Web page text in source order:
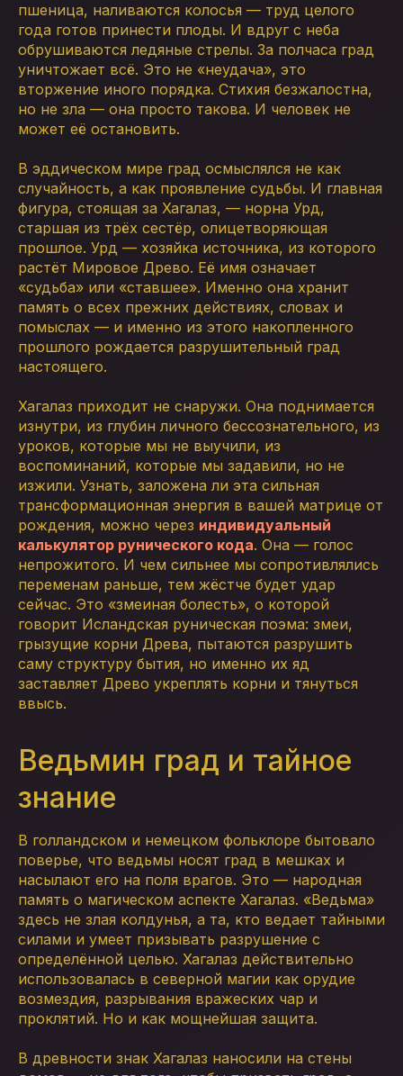
пшеница, наливаются колосья — труд целого
года готов принести плоды. И вдруг с неба
обрушиваются ледяные стрелы. За полчаса град
уничтожает всё. Это не «неудача», это
вторжение иного порядка. Стихия безжалостна,
но не зла — она просто такова. И человек не
может её остановить.
В эддическом мире град осмыслялся не как
случайность, а как проявление судьбы. И главная
фигура, стоящая за Хагалаз, — норна Урд,
старшая из трёх сестёр, олицетворяющая
прошлое. Урд — хозяйка источника, из которого
растёт Мировое Древо. Её имя означает
«судьба» или «ставшее». Именно она хранит
память о всех прежних действиях, словах и
помыслах — и именно из этого накопленного
прошлого рождается разрушительный град
настоящего.
Хагалаз приходит не снаружи. Она поднимается
изнутри, из глубин личного бессознательного, из
уроков, которые мы не выучили, из
воспоминаний, которые мы задавили, но не
изжили. Узнать, заложена ли эта сильная
трансформационная энергия в вашей матрице от
рождения, можно через индивидуальный
калькулятор рунического кода. Она — голос
непрожитого. И чем сильнее мы сопротивлялись
переменам раньше, тем жёстче будет удар
сейчас. Это «змеиная болесть», о которой
говорит Исландская руническая поэма: змеи,
грызущие корни Древа, пытаются разрушить
саму структуру бытия, но именно их яд
заставляет Древо укреплять корни и тянуться
ввысь.
Ведьмин град и тайное
знание
В голландском и немецком фольклоре бытовало
поверье, что ведьмы носят град в мешках и
насылают его на поля врагов. Это — народная
память о магическом аспекте Хагалаз. «Ведьма»
здесь не злая колдунья, а та, кто ведает тайными
силами и умеет призывать разрушение с
определённой целью. Хагалаз действительно
использовалась в северной магии как орудие
возмездия, разрывания вражеских чар и
проклятий. Но и как мощнейшая защита.
В древности знак Хагалаз наносили на стены